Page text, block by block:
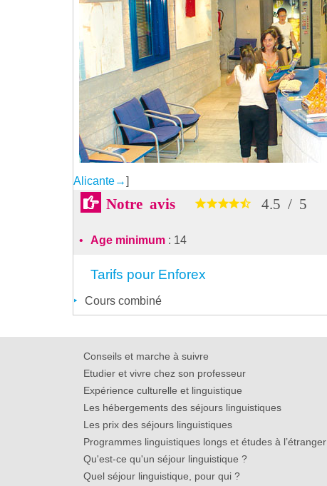
Alicante→]
Notre avis 4.5 / 5
Age minimum : 14
Tarifs pour Enforex
Cours combiné
Conseils et marche à suivre
Etudier et vivre chez son professeur
Expérience culturelle et linguistique
Les hébergements des séjours linguistiques
Les prix des séjours linguistiques
Programmes linguistiques longs et études à l’étranger
Qu'est-ce qu'un séjour linguistique ?
Quel séjour linguistique, pour qui ?